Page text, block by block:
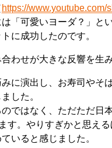
https://www.youtube.com/
「可愛いヨーダ？」と
に成功したのです。
わせが大きな反響を生み
に演出し、お寿司やそ
した。
ではなく、ただただ日
す。やりすぎかと思え
いると感じました。